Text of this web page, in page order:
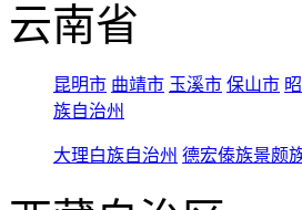
云南省
昆明市 曲靖市 玉溪市 保山市
族自治州
大理白族自治州 德宏傣族景颇